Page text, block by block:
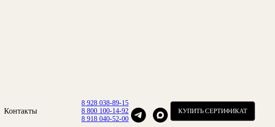
Контакты
8 928 038-89-15
8 800 100-14-92
8 918 040-52-00
КУПИТЬ СЕРТИФИКАТ